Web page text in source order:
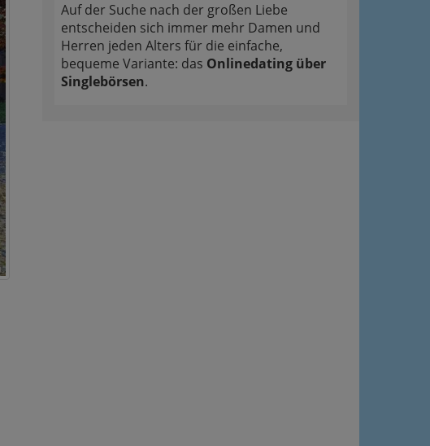
Auf der Suche nach der großen Liebe
entscheiden sich immer mehr Damen und
Herren jeden Alters für die einfache,
bequeme Variante: das Onlinedating über
Singlebörsen.